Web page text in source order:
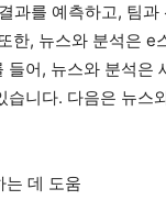
과를 예측하고, 팀과
한, 뉴스와 분석은 e
들어, 뉴스와 분석은
습니다. 다음은 뉴스
는 데 도움